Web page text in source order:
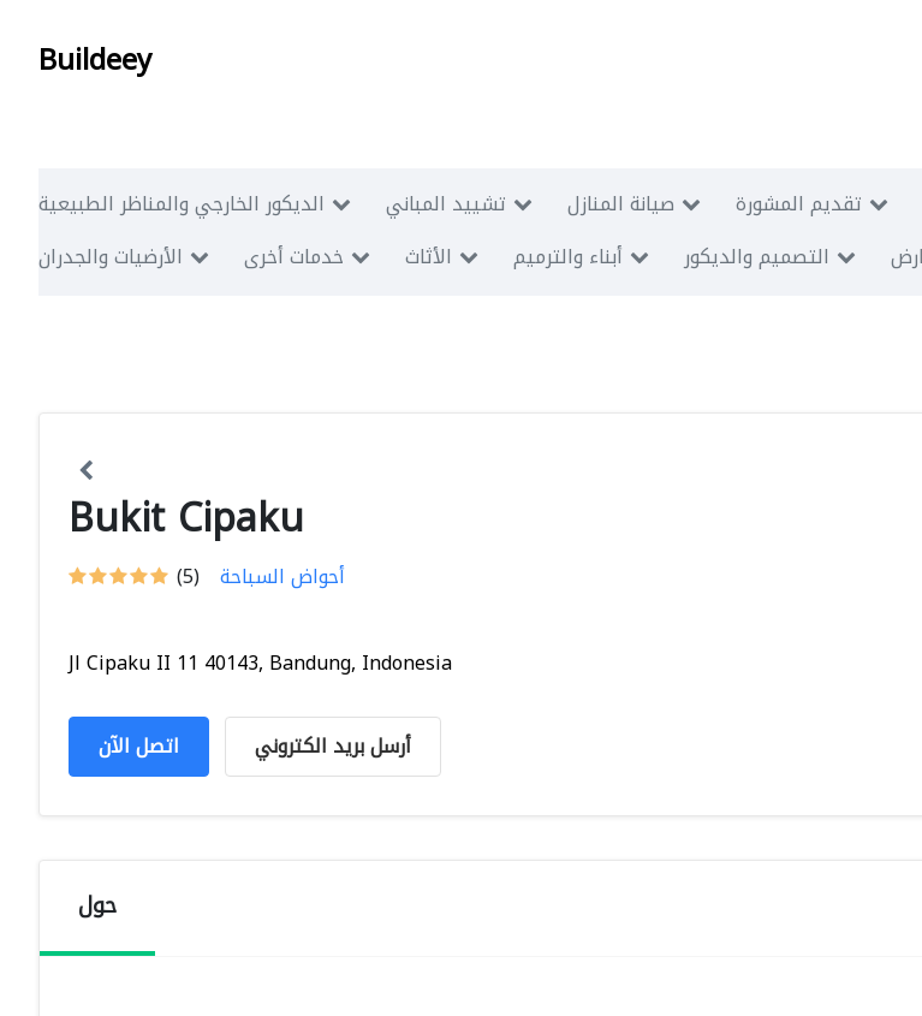
Buildeey
الديكور الخارجي والمناظر الطبيعية تشييد المباني صيانة المنازل تقديم المشورة
الأرضيات والجدران
خدمات أخرى الأثاث أبناء والترميم التصميم والديكور
Bukit Cipaku
(5) أحواض السباحة
Jl Cipaku II 11 40143, Bandung, Indonesia
اتصل الآن أرسل بريد الكتروني
حول